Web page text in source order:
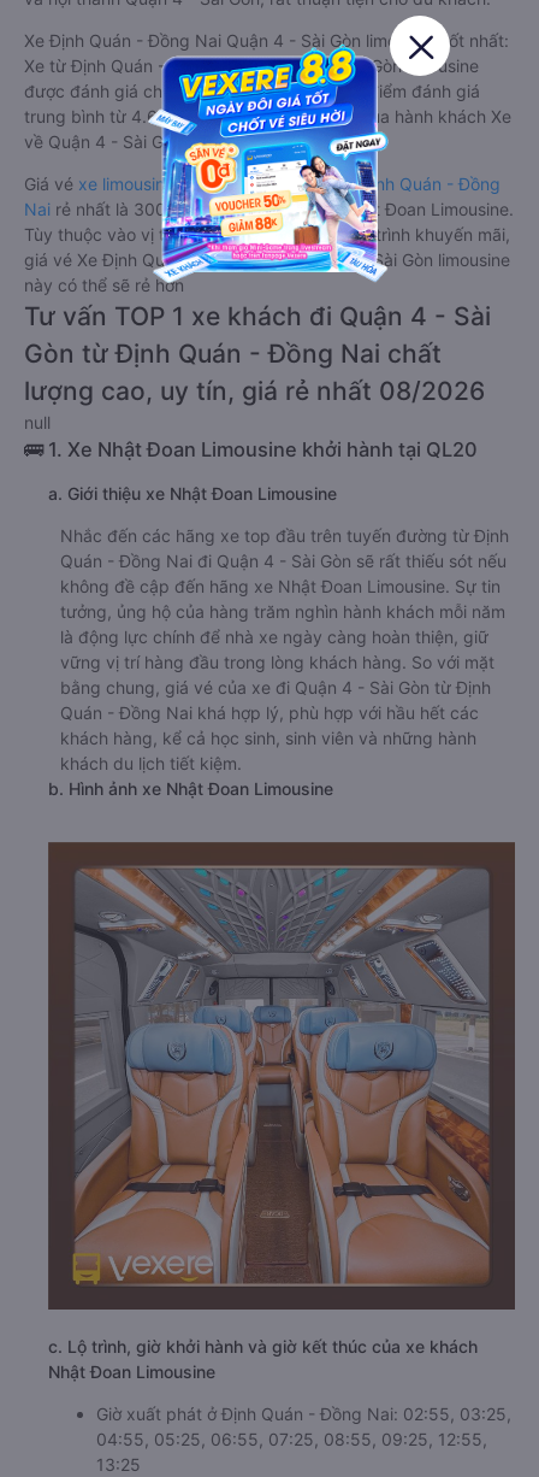
Xe Định Quán - Đồng Nai Quận 4 - Sài Gòn limousine tốt nhất:
Xe từ Định Quán - Đồng Nai đi Quận 4 - Sài Gòn limousine
được đánh giá chung có chất lượng Tốt với điểm đánh giá
trung bình từ 4.6/5 dựa trên 653 phản hồi của hành khách Xe
về Quận 4 - Sài Gòn từ Định Quán - Đồng Nai.
Giá vé xe limousine đi Quận 4 - Sài Gòn từ Định Quán - Đồng
Nai rẻ nhất là 300000VND của hãng xe Nhật Đoan Limousine.
Tùy thuộc vào vị trí ngồi của bạn và chương trình khuyến mãi,
giá vé Xe Định Quán - Đồng Nai đi Quận 4 - Sài Gòn limousine
này có thể sẽ rẻ hơn
Tư vấn TOP 1 xe khách đi Quận 4 - Sài
Gòn từ Định Quán - Đồng Nai chất
lượng cao, uy tín, giá rẻ nhất 08/2026
null
🚌 1. Xe Nhật Đoan Limousine khởi hành tại QL20
a. Giới thiệu xe Nhật Đoan Limousine
Nhắc đến các hãng xe top đầu trên tuyến đường từ Định
Quán - Đồng Nai đi Quận 4 - Sài Gòn sẽ rất thiếu sót nếu
không đề cập đến hãng xe Nhật Đoan Limousine. Sự tin
tưởng, ủng hộ của hàng trăm nghìn hành khách mỗi năm
là động lực chính để nhà xe ngày càng hoàn thiện, giữ
vững vị trí hàng đầu trong lòng khách hàng. So với mặt
bằng chung, giá vé của xe đi Quận 4 - Sài Gòn từ Định
Quán - Đồng Nai khá hợp lý, phù hợp với hầu hết các
khách hàng, kể cả học sinh, sinh viên và những hành
khách du lịch tiết kiệm.
b. Hình ảnh xe Nhật Đoan Limousine
c. Lộ trình, giờ khởi hành và giờ kết thúc của xe khách
Nhật Đoan Limousine
Giờ xuất phát ở Định Quán - Đồng Nai: 02:55, 03:25,
04:55, 05:25, 06:55, 07:25, 08:55, 09:25, 12:55,
13:25